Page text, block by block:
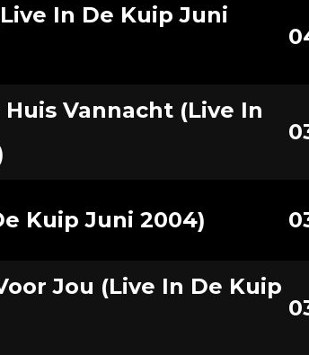
In De Kuip Juni
Vannacht (Live In
Kuip Juni 2004)
Jou (Live In De Kuip